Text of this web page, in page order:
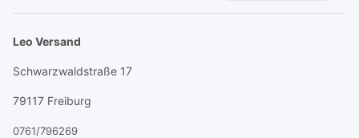
Leo Versand
Schwarzwaldstraße 17
79117 Freiburg
0761/796269